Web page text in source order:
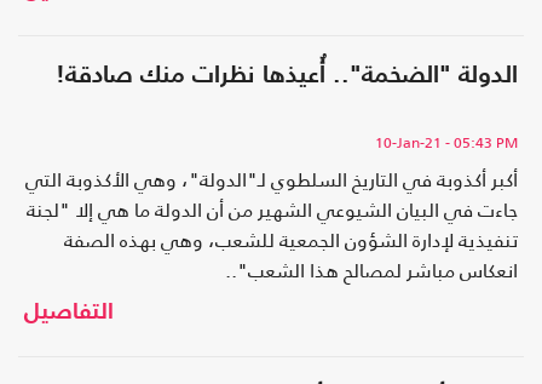
الدولة "الضخمة".. أُعيذها نظرات منك صادقة!
10-Jan-21 - 05:43 PM
أكبر أكذوبة في التاريخ السلطوي لـ"الدولة"، وهي الأكذوبة التي
جاءت في البيان الشيوعي الشهير من أن الدولة ما هي إلا "لجنة
تنفيذية لإدارة الشؤون الجمعية للشعب، وهي بهذه الصفة
انعكاس مباشر لمصالح هذا الشعب"..
التفاصيل